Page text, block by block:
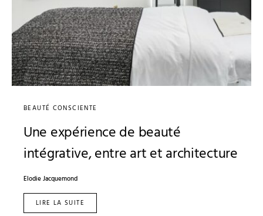
BEAUTÉ CONSCIENTE
Une expérience de beauté
intégrative, entre art et architecture
Elodie Jacquemond
LIRE LA SUITE